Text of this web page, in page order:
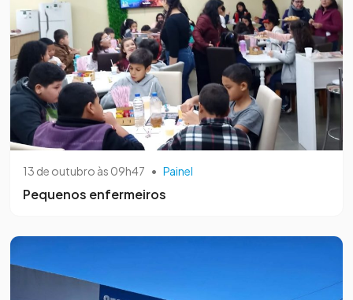
13 de outubro às 09h47 • Painel
Pequenos enfermeiros